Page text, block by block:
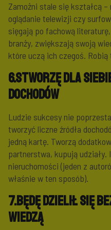
Zamożni stale się kształcą
oglądanie telewizji czy
sięgają po fachową
branży, zwiększają swoją
które uczą ich czegoś.
6.Stworzę dla
dochodów
Ludzie sukcesy nie
tworzyć liczne źródła
jedną kartę. Tworzą
partnerstwa, kupują udziały.
nieruchomości (jeden z
właśnie w ten sposób).
7.Będę dzielił się
wiedzą